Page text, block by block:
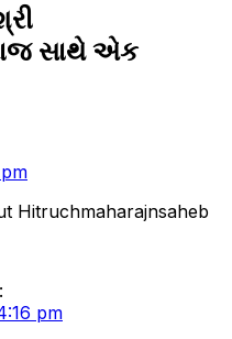
સાથે એક
Hitruchmaharajnsaheb
pm